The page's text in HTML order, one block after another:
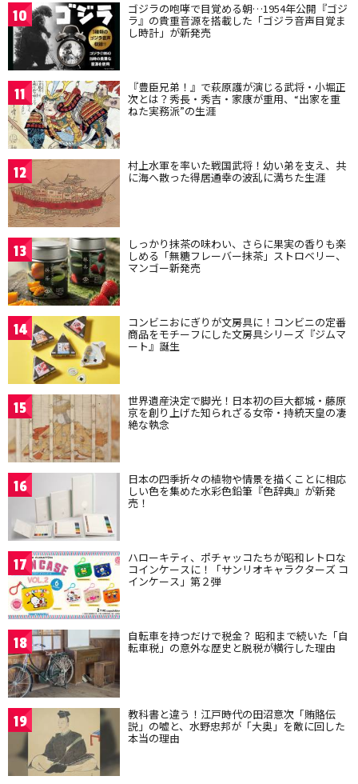
10 ゴジラの咆哮で目覚める朝…1954年公開『ゴジ
ラ』の貴重音源を搭載した「ゴジラ音声目覚ま
し時計」が新発売
11 『豊臣兄弟！』で萩原護が演じる武将・小堀正
次とは？秀長・秀吉・家康が重用、“出家を重
ねた実務派”の生涯
12 村上水軍を率いた戦国武将！幼い弟を支え、共
に海へ散った得居通幸の波乱に満ちた生涯
13 しっかり抹茶の味わい、さらに果実の香りも楽
しめる「無糖フレーバー抹茶」ストロベリー、
マンゴー新発売
14 コンビニおにぎりが文房具に！コンビニの定番
商品をモチーフにした文房具シリーズ『ジムマ
ート』誕生
15 世界遺産決定で脚光！日本初の巨大都城・藤原
京を創り上げた知られざる女帝・持統天皇の凄
絶な執念
16 日本の四季折々の植物や情景を描くことに相応
しい色を集めた水彩色鉛筆『色辞典』が新発
売！
17 ハローキティ、ポチャッコたちが昭和レトロな
コインケースに！「サンリオキャラクターズ コ
インケース」第２弾
18 自転車を持つだけで税金？ 昭和まで続いた「自
転車税」の意外な歴史と脱税が横行した理由
19 教科書と違う！江戸時代の田沼意次「賄賂伝
説」の嘘と、水野忠邦が「大奥」を敵に回した
本当の理由